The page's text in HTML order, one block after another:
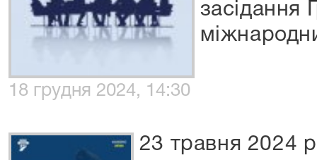
засідання
18 грудня 2024, 14:30
23 травня 2024